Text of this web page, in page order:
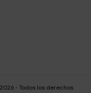
- Todos los derechos